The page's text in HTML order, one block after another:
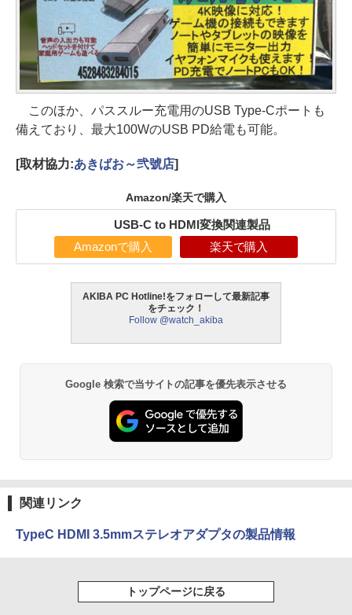
このほか、パススルー充電用のUSB Type-Cポートも
備えており、最大100WのUSB PD給電も可能。
[取材協力:あきばお～弐號店]
Amazon/楽天で購入
USB-C to HDMI変換関連製品
Amazonで購入 楽天で購入
AKIBA PC Hotline!をフォローして最新記事
をチェック！
Follow @watch_akiba
Google 検索で当サイトの記事を優先表示させる
関連リンク
TypeC HDMI 3.5mmステレオアダプタの製品情報
トップページに戻る